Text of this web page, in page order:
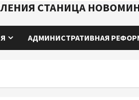
СТАНИЦА
АДМИНИСТРАТИВНАЯ